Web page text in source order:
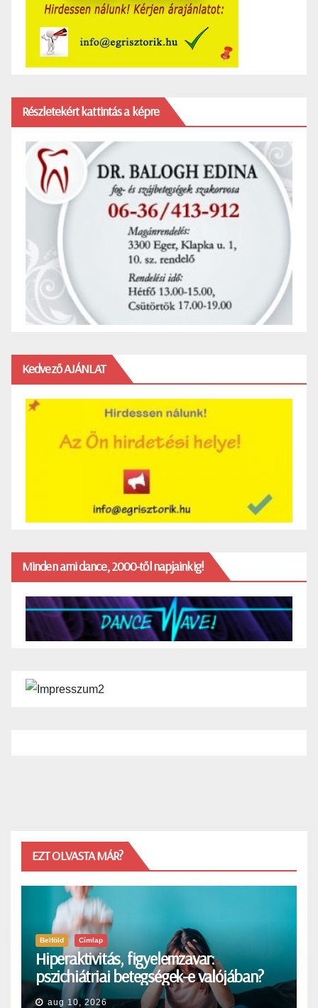
Részletekért kattintás a képre
Kedvező AJÁNLAT
Minden ami dance, 2000-től napjainkig!
EZT OLVASTA MÁR?
Belföld Címlap
Hiperaktivitás, figyelemzavar:
pszichiátriai betegségek-e valójában?
aug 10, 2026